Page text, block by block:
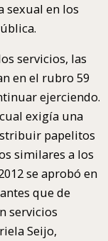
sexual en los
servicios, las
en el rubro 59
ejerciendo.
exigía una
papelitos
similares a los
se aprobó en
que de
servicios
Seijo,